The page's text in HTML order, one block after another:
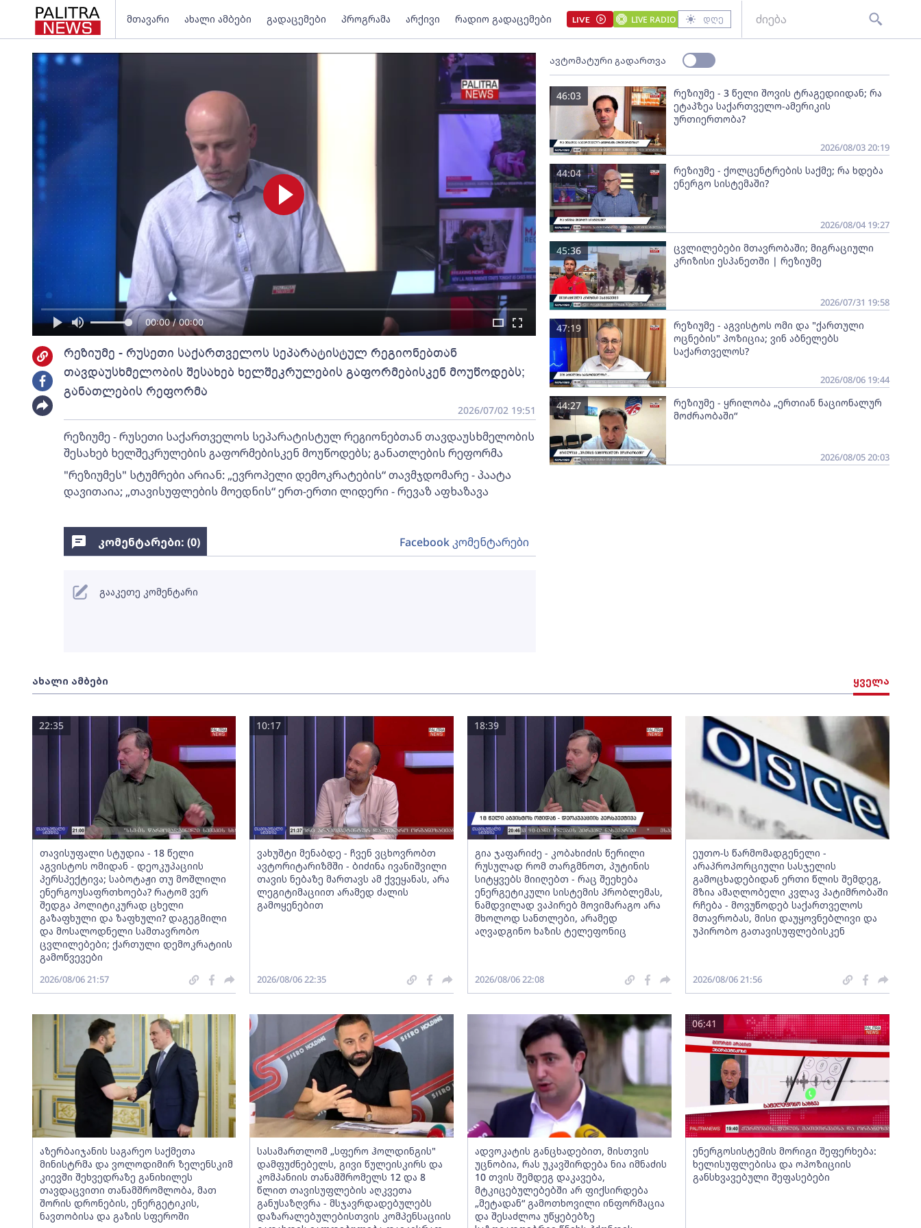
მთავარი ახალი ამბები გადაცემები პროგრამა არქივი რადიო გადაცემები LIVE LIVE RADIO დღე
00:00 / 00:00
რეზიუმე - რუსეთი საქართველოს სეპარატისტულ რეგიონებთან
თავდაუსხმელობის შესახებ ხელშეკრულების გაფორმებისკენ მოუწოდებს;
განათლების რეფორმა
2026/07/02 19:51
რეზიუმე - რუსეთი საქართველოს სეპარატისტულ რეგიონებთან თავდაუსხმელობის
შესახებ ხელშეკრულების გაფორმებისკენ მოუწოდებს; განათლების რეფორმა
"რეზიუმეს" სტუმრები არიან: „ევროპელი დემოკრატების“ თავმჯდომარე - პაატა
დავითაია; „თავისუფლების მოედნის“ ერთ-ერთი ლიდერი - რევაზ აფხაზავა
ავტომატური გადართვა
რეზიუმე - 3 წელი შოვის ტრაგედიიდან; რა
ეტაპზეა საქართველო-ამერიკის
ურთიერთობა?
46:03
2026/08/03 20:19
რეზიუმე - ქოლცენტრების საქმე; რა ხდება
ენერგო სისტემაში?
44:04
2026/08/04 19:27
ცვლილებები მთავრობაში; მიგრაციული
კრიზისი ესპანეთში | რეზიუმე
45:36
2026/07/31 19:58
რეზიუმე - აგვისტოს ომი და "ქართული
ოცნების" პოზიცია; ვინ აბნელებს
საქართველოს?
47:19
2026/08/06 19:44
რეზიუმე - ყრილობა „ერთიან ნაციონალურ
მოძრაობაში“
44:27
2026/08/05 20:03
ახალი ამბები ყველა
თავისუფალი სტუდია - 18 წელი
აგვისტოს ომიდან - დეოკუპაციის
პერსპექტივა; საბოტაჟი თუ მოშლილი
ენერგოუსაფრთხოება? რატომ ვერ
შედგა პოლიტიკურად ცხელი
გაზაფხული და ზაფხული? დაგეგმილი
და მოსალოდნელი სამთავრობო
ცვლილებები; ქართული დემოკრატიის
გამოწვევები
22:35
2026/08/06 21:57
ვახუშტი მენაბდე - ჩვენ ვცხოვრობთ
ავტორიტარიზმში - ბიძინა ივანიშვილი
თავის ნებაზე მართავს ამ ქვეყანას, არა
ლეგიტიმაციით არამედ ძალის
გამოყენებით
10:17
2026/08/06 22:35
გია ჯაფარიძე - კობახიძის წერილი
რუსულად რომ თარგმნოთ, პუტინის
სიტყვებს მიიღებთ - რაც შეეხება
ენერგეტიკული სისტემის პრობლემას,
ნამდვილად ვაპირებ მოვიმარაგო არა
მხოლოდ სანთლები, არამედ
აღვადგინო ხაზის ტელეფონიც
18:39
2026/08/06 22:08
ეუთო-ს წარმომადგენელი -
არაპროპორციული სასჯელის
გამოცხადებიდან ერთი წლის შემდეგ,
მზია ამაღლობელი კვლავ პატიმრობაში
რჩება - მოვუწოდებ საქართველოს
მთავრობას, მისი დაუყოვნებლივი და
უპირობო გათავისუფლებისკენ
2026/08/06 21:56
აზერბაიჯანის საგარეო საქმეთა
მინისტრმა და ვოლოდიმირ ზელენსკიმ
კიევში შეხვედრაზე განიხილეს
თავდაცვითი თანამშრომლობა, მათ
შორის დრონების, ენერგეტიკის,
ნავთობისა და გაზის სფეროში
სასამართლომ „სფერო ჰოლდინგის"
დამფუძნებელს, გივი წულეისკირს და
კომპანიის თანამშრომელს 12 და 8
წლით თავისუფლების აღკვეთა
განუსაზღვრა - მსჯავრდადებულებს
დაზარალებულებისთვის კომპენსაციის
ადვოკატის განცხადებით, მისთვის
უცნობია, რას უკავშირდება ნია იმნაძის
10 თვის შემდეგ დაკავება,
მტკიცებულებებში არ ფიქსირდება
„მეტადან“ გამოთხოვილი ინფორმაცია
და შესაძლოა უწყებებზე
ენერგოსისტემის მორიგი შეფერხება:
ხელისუფლებისა და ოპოზიციის
განსხვავებული შეფასებები
06:41
კომენტარები: (0) Facebook კომენტარები
გააკეთე კომენტარი